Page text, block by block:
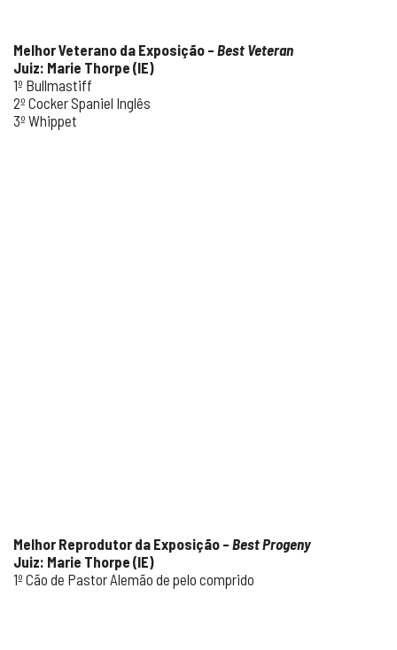
Melhor Veterano da Exposição – Best Veteran
Juiz: Marie Thorpe (IE)
1º Bullmastiff
2º Cocker Spaniel Inglês
3º Whippet
Melhor Reprodutor da Exposição – Best Progeny
Juiz: Marie Thorpe (IE)
1º Cão de Pastor Alemão de pelo comprido